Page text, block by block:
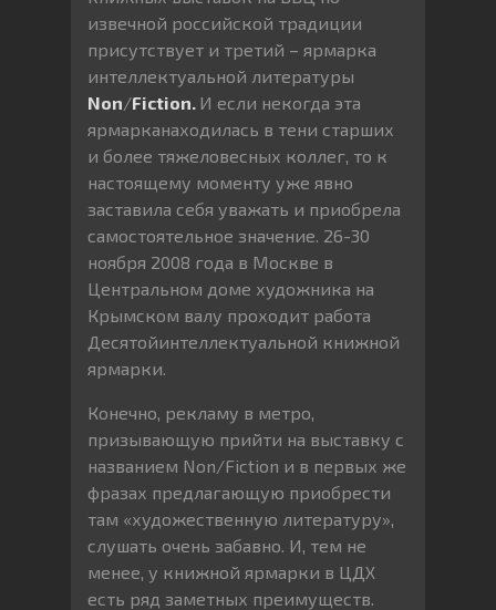
извечной российской традиции
присутствует и третий – ярмарка
интеллектуальной литературы
Non/Fiction. И если некогда эта
ярмарканаходилась в тени старших
и более тяжеловесных коллег, то к
настоящему моменту уже явно
заставила себя уважать и приобрела
самостоятельное значение. 26-30
ноября 2008 года в Москве в
Центральном доме художника на
Крымском валу проходит работа
Десятойинтеллектуальной книжной
ярмарки.
Конечно, рекламу в метро,
призывающую прийти на выставку с
названием Non/Fiction и в первых же
фразах предлагающую приобрести
там «художественную литературу»,
слушать очень забавно. И, тем не
менее, у книжной ярмарки в ЦДХ
есть ряд заметных преимуществ.